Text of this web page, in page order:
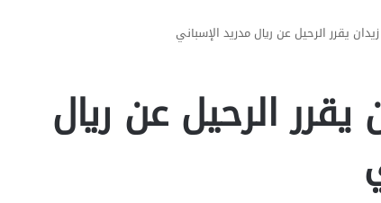
يقرر الرحيل عن ريال مدريد الإسباني
يقرر الرحيل عن ريال
مدريد أمام فرصة ذهبية لخطف صدارة
“الليغا”
الإسباني